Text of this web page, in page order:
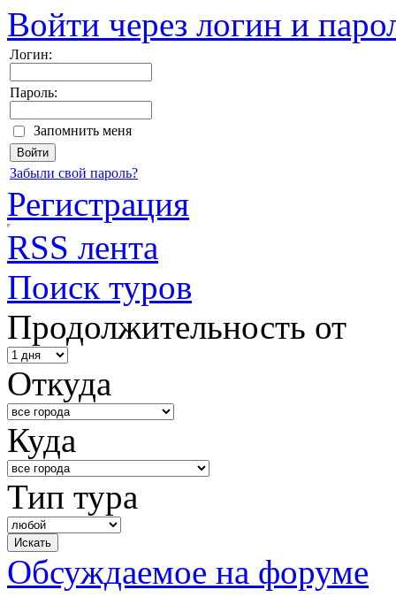
Войти через логин и
Логин:
Пароль:
Запомнить меня
Забыли свой пароль?
Регистрация
RSS лента
Поиск туров
Продолжительность от
Откуда
Куда
Тип тура
Обсуждаемое на форуме